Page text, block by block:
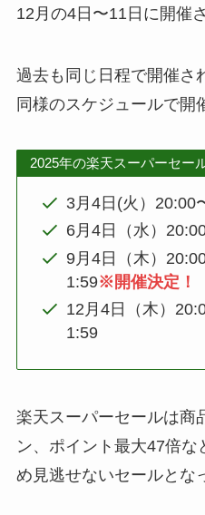
12月の4日〜11日に開催
過去も同じ日程で開催さ
同様のスケジュールで開
2025年の楽天スーパーセー
3月4日(火）20:00
6月4日（水）
9月4日（木）
1:59※開催決定！
12月4日（木）
1:59
楽天スーパーセールは商
ン、ポイント最大47倍な
め見逃せないセールとな